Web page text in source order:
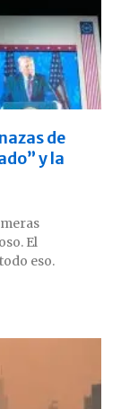
de
y la
El
eso.